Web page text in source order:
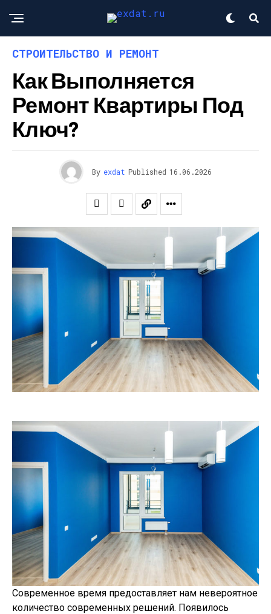
СТРОИТЕЛЬСТВО И РЕМОНТ
Как Выполняется
Ремонт Квартиры Под
Ключ?
By exdat Published 16.06.2026
Современное время предоставляет нам невероятное
количество современных решений. Появилось